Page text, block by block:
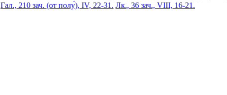
Гал., 210 зач. (от полу́), IV, 22-31. Лк., 36 зач., VIII, 16-21.